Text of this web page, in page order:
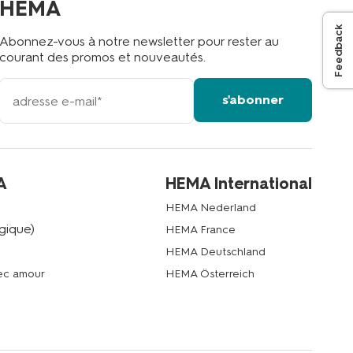
HEMA
Abonnez-vous à notre newsletter pour rester au
courant des promos et nouveautés.
votre
adresse
s'abonner
amour
HEMA International
HEMA Nederland
HEMA France
HEMA Deutschland
HEMA Österreich
Feedback